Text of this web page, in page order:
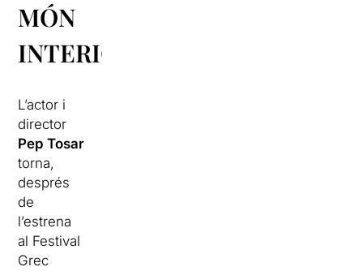
MÓN
INTERIOR
L’actor i
director
Pep Tosar
torna,
després
de
l’estrena
al Festival
Grec